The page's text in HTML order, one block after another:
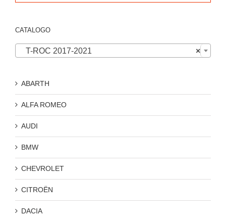
CATALOGO
×
T-ROC 2017-2021
ABARTH
ALFA ROMEO
AUDI
BMW
CHEVROLET
CITROËN
DACIA